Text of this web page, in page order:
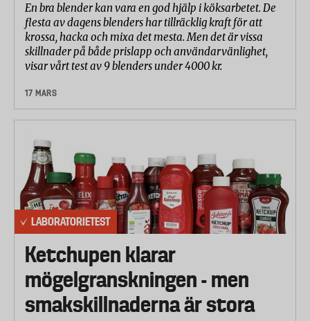
En bra blender kan vara en god hjälp i köksarbetet. De
flesta av dagens blenders har tillräcklig kraft för att
krossa, hacka och mixa det mesta. Men det är vissa
skillnader på både prislapp och användarvänlighet,
visar vårt test av 9 blenders under 4000 kr.
17 MARS
LABORATORIETEST
Ketchupen klarar
mögelgranskningen - men
smakskillnaderna är stora